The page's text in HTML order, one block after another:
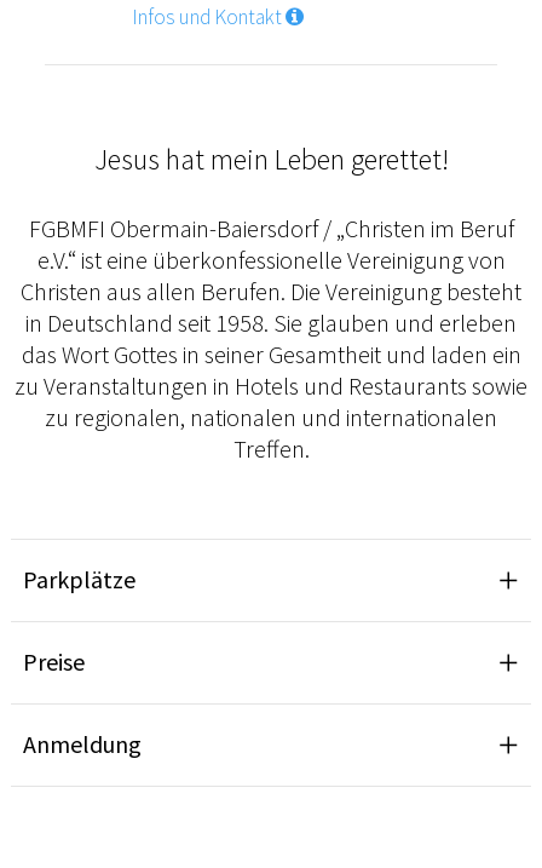
Infos und Kontakt
Jesus hat mein Leben gerettet!
FGBMFI Obermain-Baiersdorf / „Christen im Beruf
e.V.“ ist eine überkonfessionelle Vereinigung von
Christen aus allen Berufen. Die Vereinigung besteht
in Deutschland seit 1958. Sie glauben und erleben
das Wort Gottes in seiner Gesamtheit und laden ein
zu Veranstaltungen in Hotels und Restaurants sowie
zu regionalen, nationalen und internationalen
Treffen.
Parkplätze
Preise
Anmeldung